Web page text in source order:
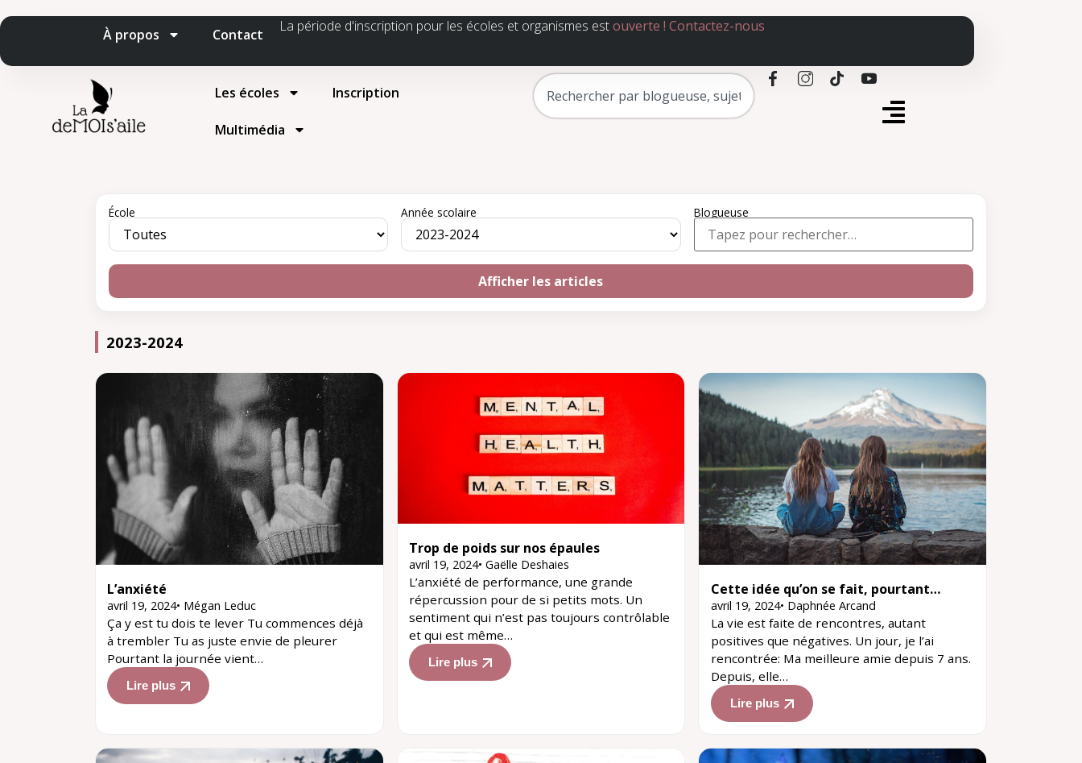
À propos Contact La période d'inscription pour les écoles et organismes estouverte ! Contactez-nous
Les écoles Inscription
Multimédia
École Année scolaire Blogueuse
Afficher les articles
2023-2024
L’anxiété
avril 19, 2024• Mégan Leduc
Ça y est tu dois te lever Tu commences déjà
à trembler Tu as juste envie de pleurer
Pourtant la journée vient…
Lire plus
Trop de poids sur nos épaules
avril 19, 2024•Gaëlle Deshaies
L’anxiété de performance, une grande
répercussion pour de si petits mots. Un
sentiment qui n’est pas toujours contrôlable
et qui est même…
Lire plus
Cette idée qu’on se fait, pourtant…
avril 19, 2024• Daphnée Arcand
La vie est faite de rencontres, autant
positives que négatives. Un jour, je l’ai
rencontrée: Ma meilleure amie depuis 7 ans.
Depuis, elle…
Lire plus